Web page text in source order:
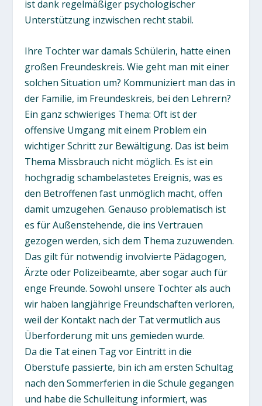
ist dank regelmäßiger psychologischer
Unterstützung inzwischen recht stabil.
Ihre Tochter war damals Schülerin, hatte einen
großen Freundeskreis. Wie geht man mit einer
solchen Situation um? Kommuniziert man das in
der Familie, im Freundeskreis, bei den Lehrern?
Ein ganz schwieriges Thema: Oft ist der
offensive Umgang mit einem Problem ein
wichtiger Schritt zur Bewältigung. Das ist beim
Thema Missbrauch nicht möglich. Es ist ein
hochgradig schambelastetes Ereignis, was es
den Betroffenen fast unmöglich macht, offen
damit umzugehen. Genauso problematisch ist
es für Außenstehende, die ins Vertrauen
gezogen werden, sich dem Thema zuzuwenden.
Das gilt für notwendig involvierte Pädagogen,
Ärzte oder Polizeibeamte, aber sogar auch für
enge Freunde. Sowohl unsere Tochter als auch
wir haben langjährige Freundschaften verloren,
weil der Kontakt nach der Tat vermutlich aus
Überforderung mit uns gemieden wurde.
Da die Tat einen Tag vor Eintritt in die
Oberstufe passierte, bin ich am ersten Schultag
nach den Sommerferien in die Schule gegangen
und habe die Schulleitung informiert, was